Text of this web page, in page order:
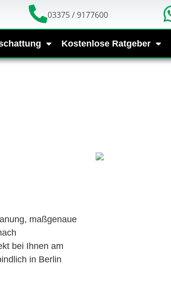
03375 / 9177600
Kostenlose Ratgeber
maßgenaue
bei Ihnen am
in Berlin